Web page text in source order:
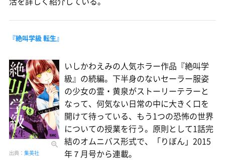
『絶叫学級 転生』
出典： 集英社
いしかわえみの人気ホラー作品『絶叫学
級』の続編。下半身のないセーラー服姿
の少女の霊・黄泉がストーリーテラーと
なって、何気ない日常の中に大きく口を
開けて待っている、もう1つの恐怖の世界
についての授業を行う。原則として1話完
結のオムニバス形式で、「りぼん」2015
年７月号から連載。